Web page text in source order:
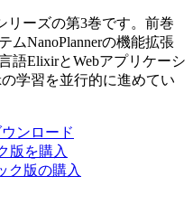
リーズの第3巻です。前巻
ムNanoPlannerの機能拡張
語ElixirとWebアプリケーシ
学習を並行的に進めてい
ンロード
版を購入
ク版の購入